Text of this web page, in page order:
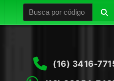
(16) 3416-